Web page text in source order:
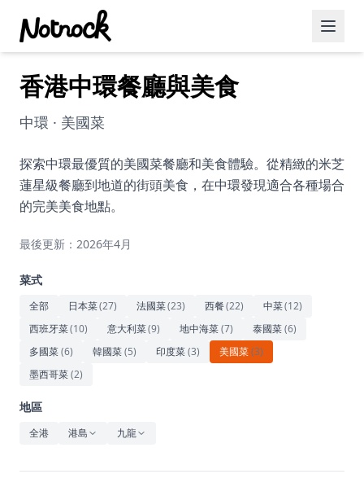
精選活動
博客文章
約會好去處
美食佳餚
藝術文化
休閒
音樂
香港中環餐廳與美食
中環 · 美國菜
探索中環最優質的美國菜餐廳和美食體驗。從精緻的米芝
蓮星級餐廳到地道的街頭美食，在中環發現適合各種場合
的完美美食地點。
最後更新：2026年4月
菜式
全部 日本菜(27) 法國菜(23) 西餐(22) 中菜(12)
西班牙菜(10) 意大利菜(9) 地中海菜(7) 泰國菜(6)
多國菜(6) 韓國菜(5) 印度菜(3) 美國菜(3)
墨西哥菜(2)
地區
全港 港島 九龍